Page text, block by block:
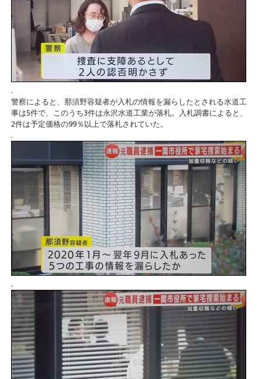
.
警察によると、那須野容疑者が入札の情報を漏らしたとされる水道工
事は5件で、このうち3件は永沢水道工業が落札。入札調書によると、
2件は予定価格の99％以上で落札されていた。
.
.